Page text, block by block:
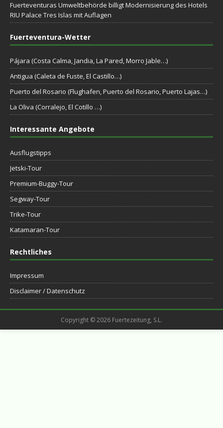
Fuerteventuras Umweltbehörde billigt Modernisierung des Hotels
RIU Palace Tres Islas mit Auflagen
Fuerteventura-Wetter
Pájara (Costa Calma, Jandia, La Pared, Morro Jable…)
Antigua (Caleta de Fuste, El Castillo…)
Puerto del Rosario (Flughafen, Puerto del Rosario, Puerto Lajas…)
La Oliva (Corralejo, El Cotillo …)
Interessante Angebote
Ausflugstipps
Jetski-Tour
Premium-Buggy-Tour
Segway-Tour
Trike-Tour
Katamaran-Tour
Rechtliches
Impressum
Disclaimer / Datenschutz
Copyright © 2026 Fuertezeitung, S.L.